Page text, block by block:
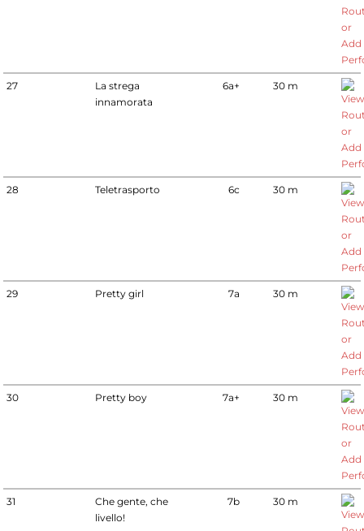
27
La strega
innamorata
6a+ 30 m
28 Teletrasporto 6c 30 m
29 Pretty girl 7a 30 m
30 Pretty boy 7a+ 30 m
31
Che gente, che
livello!
7b 30 m